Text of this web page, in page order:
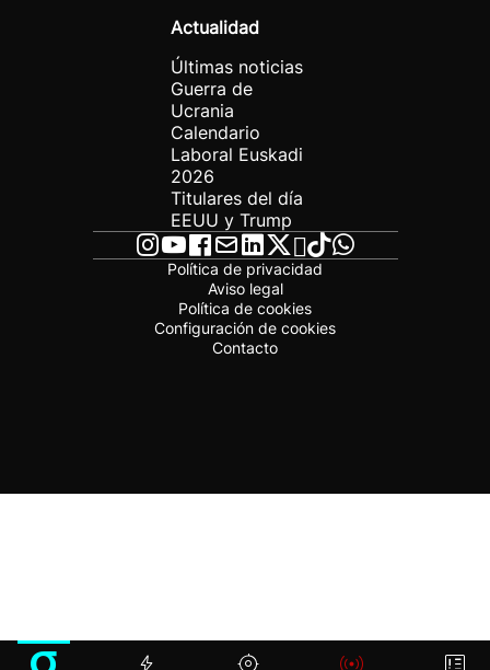
Actualidad
Últimas noticias
Guerra de
Ucrania
Calendario
Laboral Euskadi
2026
Titulares del día
EEUU y Trump
Política de privacidad
Aviso legal
Política de cookies
Configuración de cookies
Contacto